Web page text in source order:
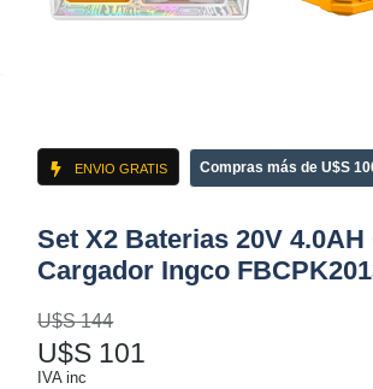
ENVIO GRATIS Compras más de U$S
Set X2 Baterias 20V 4.0AH
Cargador Ingco
U$S144
U$S 101
IVA inc